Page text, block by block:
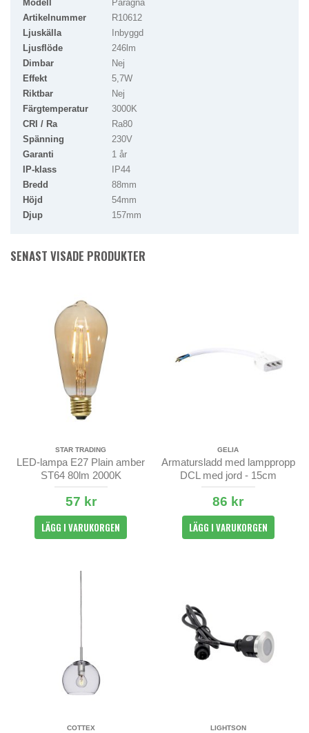
Modell
Paragna
Artikelnummer
R10612
Ljuskälla
Inbyggd
Ljusflöde
246lm
Dimbar
Nej
Effekt
5,7W
Riktbar
Nej
Färgtemperatur
3000K
CRI / Ra
Ra80
Spänning
230V
Garanti
1 år
IP-klass
IP44
Bredd
88mm
Höjd
54mm
Djup
157mm
SENAST VISADE PRODUKTER
STAR TRADING
LED-lampa E27 Plain amber
ST64 80lm 2000K
57 kr
LÄGG I VARUKORGEN
GELIA
Armatursladd med lamppropp
DCL med jord - 15cm
86 kr
LÄGG I VARUKORGEN
COTTEX LIGHTSON